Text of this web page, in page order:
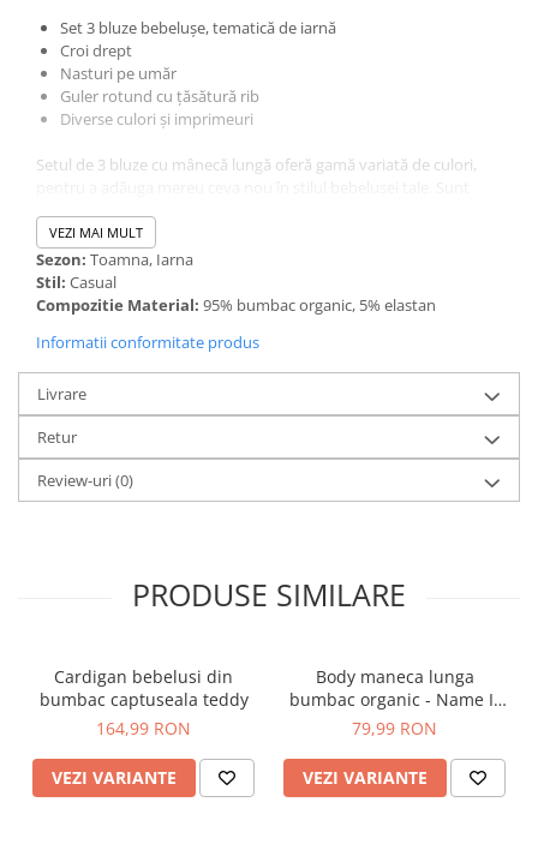
Set 3 bluze bebelușe, tematică de iarnă
Croi drept
Nasturi pe umăr
Guler rotund cu țăsătură rib
Diverse culori și imprimeuri
Setul de 3 bluze cu mânecă lungă oferă gamă variată de culori,
sunt practice datorită capselor de pe umăr, ceea ce le face ușor
de îmbrăcat.
VEZI MAI MULT
Sezon: Toamna, Iarna
Stil: Casual
Compozitie Material: 95% bumbac organic, 5% elastan
Informatii conformitate produs
Livrare
Retur
Review-uri(0)
PRODUSE SIMILARE
Cardigan bebelusi din
bumbac captuseala teddy
164,99 RON
VEZI VARIANTE
Body maneca lunga
bumbac organic - Name It
Nillo
79,99 RON
VEZI VARIANTE